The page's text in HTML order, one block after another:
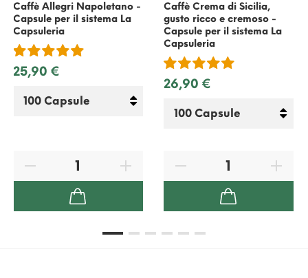
Caffè Allegri Napoletano -
Capsule per il sistema La
Capsuleria
25,90 €
Caffè Crema di Sicilia,
gusto ricco e cremoso -
Capsule per il sistema La
Capsuleria
26,90 €